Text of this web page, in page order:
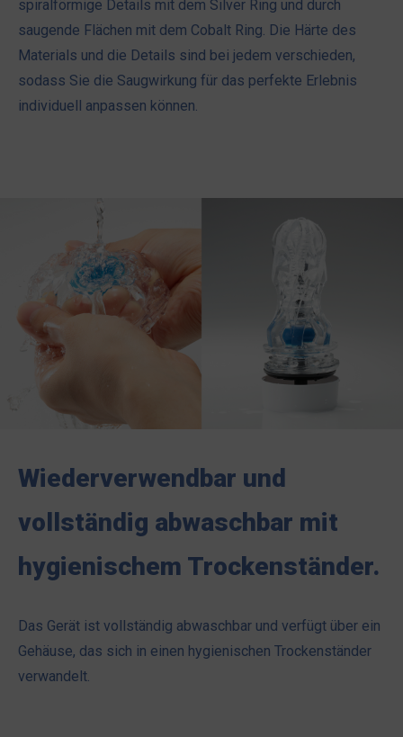
spiralförmige Details mit dem Silver Ring und durch
saugende Flächen mit dem Cobalt Ring. Die Härte des
Materials und die Details sind bei jedem verschieden,
sodass Sie die Saugwirkung für das perfekte Erlebnis
individuell anpassen können.
Wiederverwendbar und
vollständig abwaschbar mit
hygienischem Trockenständer.
Das Gerät ist vollständig abwaschbar und verfügt über ein
Gehäuse, das sich in einen hygienischen Trockenständer
verwandelt.